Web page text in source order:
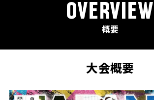
OVERVIEW
概要
大会概要